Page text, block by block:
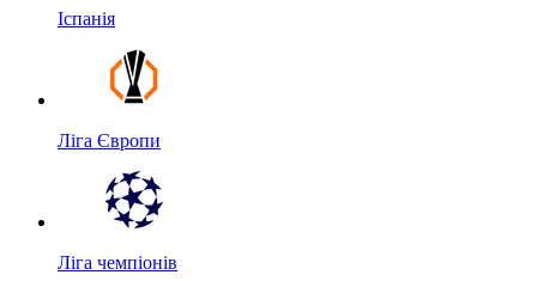
Іспанія
Ліга Європи
Ліга чемпіонів